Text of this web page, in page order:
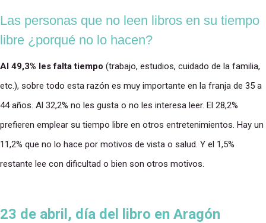
Las personas que no leen libros en su tiempo
libre ¿porqué no lo hacen?
Al 49,3% les falta tiempo (trabajo, estudios, cuidado de la familia,
etc.), sobre todo esta razón es muy importante en la franja de 35 a
44 años. Al 32,2% no les gusta o no les interesa leer. El 28,2%
prefieren emplear su tiempo libre en otros entretenimientos. Hay un
11,2% que no lo hace por motivos de vista o salud. Y el 1,5%
restante lee con dificultad o bien son otros motivos.
23 de abril, día del libro en Aragón